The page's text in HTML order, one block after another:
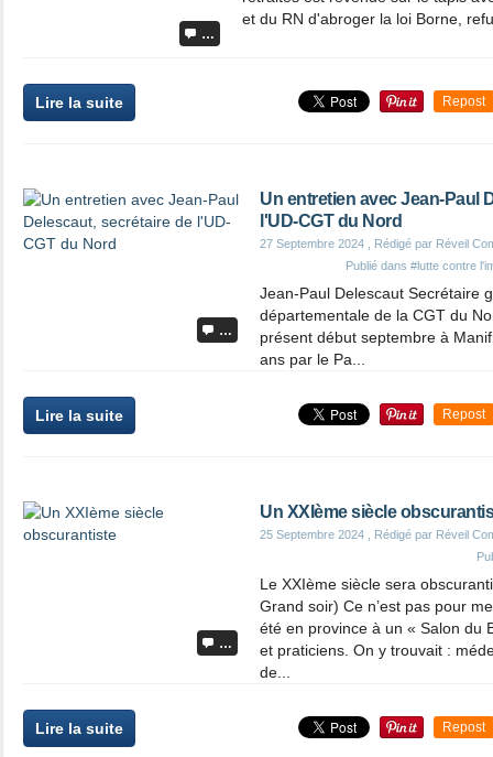
…
et du RN d'abroger la loi Borne,
Lire la suite Repost
…
Un entretien avec Jean-Paul
l'UD-CGT du Nord
27 Septembre 2024 , Rédigé par Réveil
Publié dans #lutte contre
Jean-Paul Delescaut Secrétaire
départementale de la CGT du
présent début septembre à
ans par le Pa...
Lire la suite Repost
…
Un XXIème siècle
25 Septembre 2024 , Rédigé par Réveil
Le XXIème siècle sera
Grand soir) Ce n’est pas pour
été en province à un « Salon du
et praticiens. On y trouvait :
de...
Lire la suite Repost